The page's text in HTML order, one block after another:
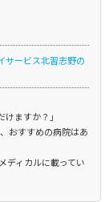
サービス北習志野の
ますか？」
おすすめの病院はあ
ディカルに載ってい